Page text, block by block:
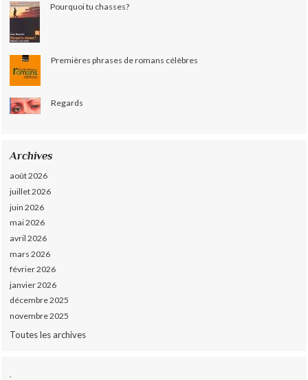
Pourquoi tu chasses?
Premières phrases de romans célèbres
Regards
Archives
août 2026
juillet 2026
juin 2026
mai 2026
avril 2026
mars 2026
février 2026
janvier 2026
décembre 2025
novembre 2025
Toutes les archives